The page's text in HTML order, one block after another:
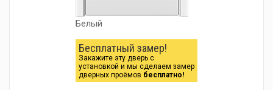
Белый
Бесплатный замер!
Закажите эту дверь с
установкой и мы сделаем замер
дверных проёмов бесплатно!